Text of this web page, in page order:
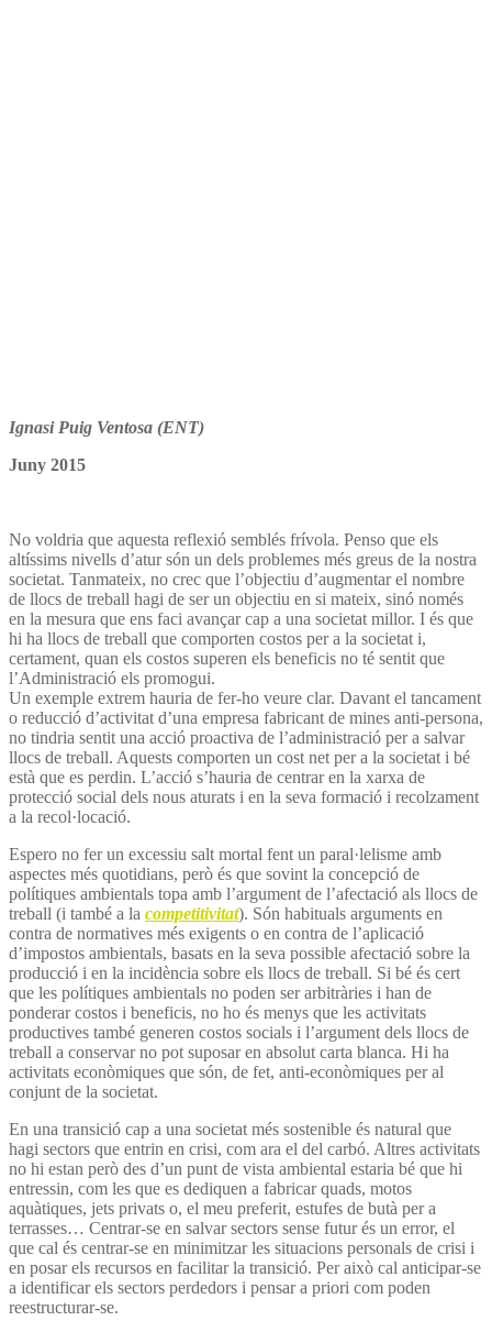
Ignasi Puig Ventosa (ENT)
Juny 2015
No voldria que aquesta reflexió semblés frívola. Penso que els
altíssims nivells d’atur són un dels problemes més greus de la nostra
societat. Tanmateix, no crec que l’objectiu d’augmentar el nombre
de llocs de treball hagi de ser un objectiu en si mateix, sinó només
en la mesura que ens faci avançar cap a una societat millor. I és que
hi ha llocs de treball que comporten costos per a la societat i,
certament, quan els costos superen els beneficis no té sentit que
l’Administració els promogui.
Un exemple extrem hauria de fer-ho veure clar. Davant el tancament
o reducció d’activitat d’una empresa fabricant de mines anti-persona,
no tindria sentit una acció proactiva de l’administració per a salvar
llocs de treball. Aquests comporten un cost net per a la societat i bé
està que es perdin. L’acció s’hauria de centrar en la xarxa de
protecció social dels nous aturats i en la seva formació i recolzament
a la recol·locació.
Espero no fer un excessiu salt mortal fent un paral·lelisme amb
aspectes més quotidians, però és que sovint la concepció de
polítiques ambientals topa amb l’argument de l’afectació als llocs de
treball (i també a la competitivitat). Són habituals arguments en
contra de normatives més exigents o en contra de l’aplicació
d’impostos ambientals, basats en la seva possible afectació sobre la
producció i en la incidència sobre els llocs de treball. Si bé és cert
que les polítiques ambientals no poden ser arbitràries i han de
ponderar costos i beneficis, no ho és menys que les activitats
productives també generen costos socials i l’argument dels llocs de
treball a conservar no pot suposar en absolut carta blanca. Hi ha
activitats econòmiques que són, de fet, anti-econòmiques per al
conjunt de la societat.
En una transició cap a una societat més sostenible és natural que
hagi sectors que entrin en crisi, com ara el del carbó. Altres activitats
no hi estan però des d’un punt de vista ambiental estaria bé que hi
entressin, com les que es dediquen a fabricar quads, motos
aquàtiques, jets privats o, el meu preferit, estufes de butà per a
terrasses… Centrar-se en salvar sectors sense futur és un error, el
que cal és centrar-se en minimitzar les situacions personals de crisi i
en posar els recursos en facilitar la transició. Per això cal anticipar-se
a identificar els sectors perdedors i pensar a priori com poden
reestructurar-se.